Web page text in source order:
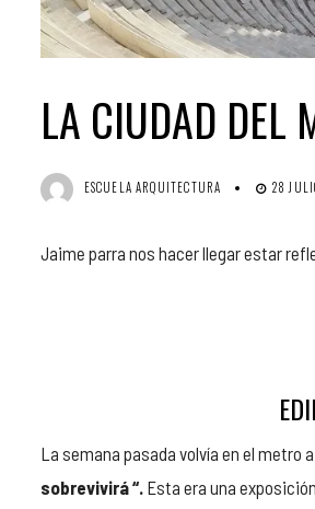
LA CIUDAD DEL
ESCUELA ARQUITECTURA 28
Jaime parra nos hacer llegar estar
La semana pasada volvía en el metro
sobrevivirá “. Esta era una